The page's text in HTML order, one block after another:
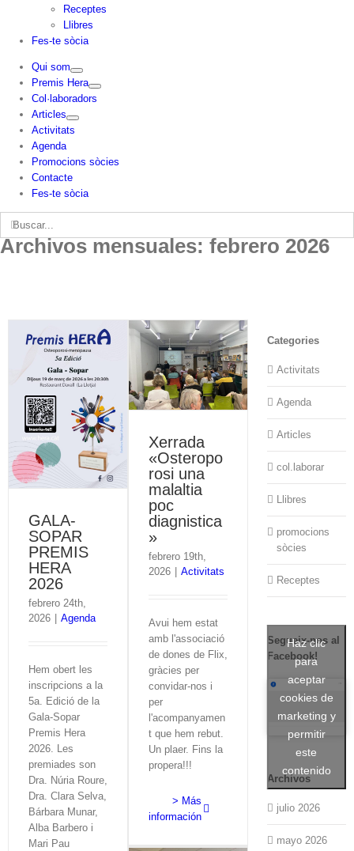
Receptes
Llibres
Fes-te sòcia
Qui som
Premis Hera
Col·laboradors
Articles
Activitats
Agenda
Promocions sòcies
Contacte
Fes-te sòcia
Buscar:
Archivos mensuales:febrero 2026
GALA-
SOPAR
PREMIS
HERA
2026
febrero 24th,
2026 | Agenda
Hem obert les
inscripcions a la
5a. Edició de la
Gala-Sopar
Premis Hera
2026. Les
premiades son
Dra. Núria Roure,
Dra. Clara Selva,
Bárbara Munar,
Alba Barbero i
Mari Pau
Xerrada
«Osteropo
rosi una
malaltia
poc
diagnistica
»
febrero 19th,
2026 | Activitats
Avui hem estat
amb l'associació
de dones de Flix,
gràcies per
convidar-nos i
per
l'acompanyamen
t que hem rebut.
Un plaer. Fins la
propera!!!
> Más
información
Categories
Activitats
Agenda
Articles
col.laborar
Llibres
promocions
sòcies
Receptes
Segueix-nos al
Facebook!
Haz clic
para
aceptar
cookies de
marketing y
permitir
este
contenido
Archivos
julio 2026
mayo 2026